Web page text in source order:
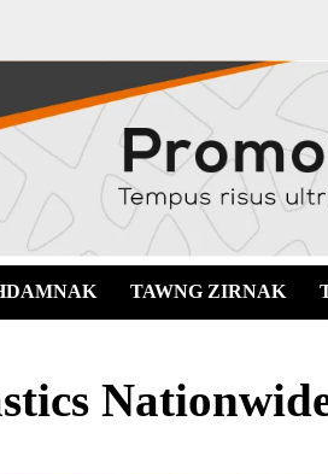
TAWNG ZIRNAK